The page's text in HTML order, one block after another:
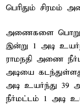
பெரிதும் சிரமம்
அணைகளை
இன்று 1 அடி
ராமநதி அணை
அடியை
அடி உயர்ந்து 39
நீர்மட்டம் 1 அடி